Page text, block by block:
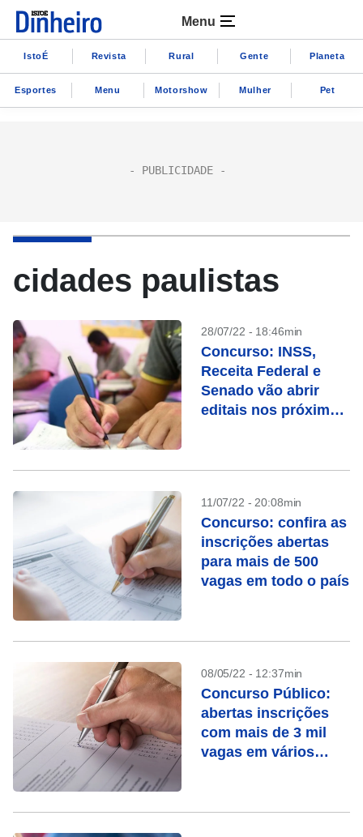
Menu
IstoÉ Revista Rural Gente Planeta
Esportes Menu Motorshow Mulher Pet
cidades paulistas
28/07/22 - 18:46min
Concurso: INSS,
Receita Federal e
Senado vão abrir
editais nos próximos
11/07/22 - 20:08min
Concurso: confira as
inscrições abertas
para mais de 500
vagas em todo o país
08/05/22 - 12:37min
Concurso Público:
abertas inscrições
com mais de 3 mil
vagas em vários